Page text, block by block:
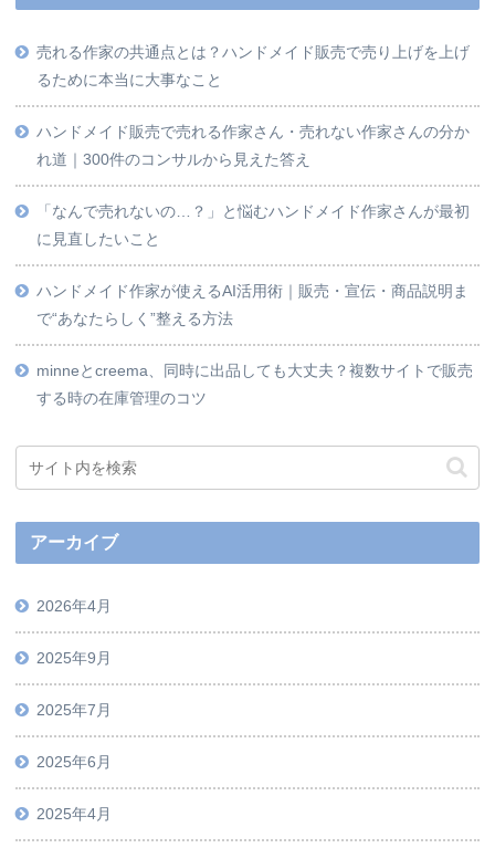
売れる作家の共通点とは？ハンドメイド販売で売り上げを上げ
るために本当に大事なこと
ハンドメイド販売で売れる作家さん・売れない作家さんの分か
れ道｜300件のコンサルから見えた答え
「なんで売れないの…？」と悩むハンドメイド作家さんが最初
に見直したいこと
ハンドメイド作家が使えるAI活用術｜販売・宣伝・商品説明ま
で“あなたらしく”整える方法
minneとcreema、同時に出品しても大丈夫？複数サイトで販売
する時の在庫管理のコツ
アーカイブ
2026年4月
2025年9月
2025年7月
2025年6月
2025年4月